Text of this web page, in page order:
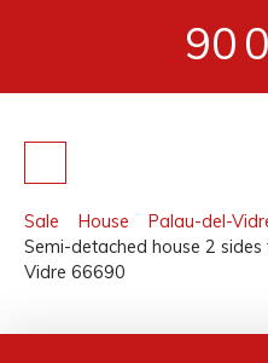
90
Sale House
Palau-del-
Semi-detached house 2
Vidre 66690